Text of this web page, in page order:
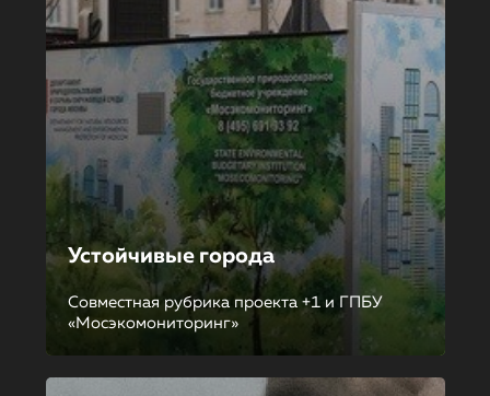
Устойчивые города
Совместная рубрика проекта +1 и ГПБУ
«Мосэкомониторинг»